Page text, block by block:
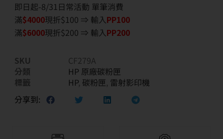
即日起-8/31日常活動 單筆消費
滿$4000現折$100 ⇒ 輸入PP100
滿$6000現折$200 ⇒ 輸入PP200
SKU
CF279A
分類
HP 原廠碳粉匣
標籤
HP, 碳粉匣, 雷射影印機
分享到: